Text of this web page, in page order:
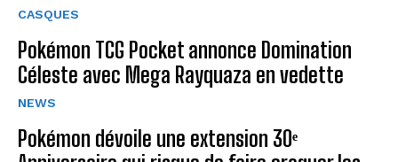
CASQUES
Pokémon TCG Pocket annonce Domination
Céleste avec Mega Rayquaza en vedette
NEWS
Pokémon dévoile une extension 30ᵉ